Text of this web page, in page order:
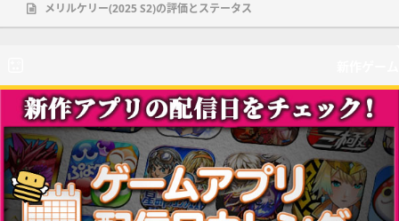
メリルケリー(2025 S2)の評価とステータス